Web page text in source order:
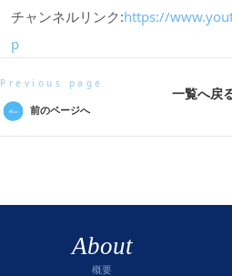
チャンネルリンク:https://
p
Previous page
前のページへ
一覧へ戻
About
概要